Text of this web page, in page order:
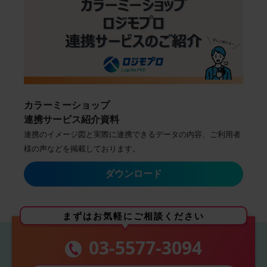
カラーミーショップ
連携サービス紹介資料
連携のイメージ図と実際に連携できるデータの内容、ご利用者
様の声などを掲載しております。
まずはお気軽にご相談ください
03-5577-3094